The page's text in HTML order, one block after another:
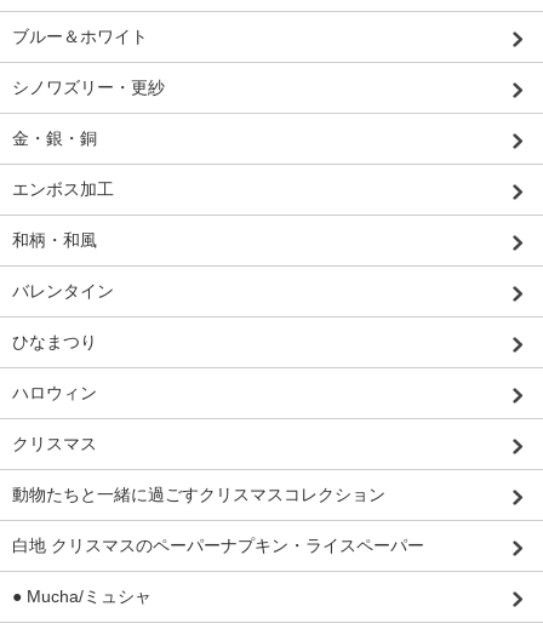
ブルー＆ホワイト
シノワズリー・更紗
金・銀・銅
エンボス加工
和柄・和風
バレンタイン
ひなまつり
ハロウィン
クリスマス
動物たちと一緒に過ごすクリスマスコレクション
白地 クリスマスのペーパーナプキン・ライスペーパー
● Mucha/ミュシャ